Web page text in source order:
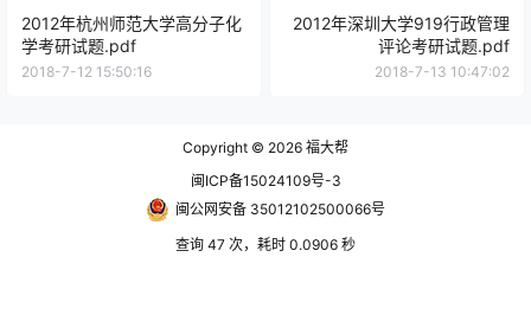
2012年杭州师范大学高分子化
学考研试题.pdf
2018-7-12 15:50:16
2012年深圳大学919行政管理
评论考研试题.pdf
2018-7-13 10:47:02
Copyright © 2026 福大帮
闽ICP备15024109号-3
闽公网安备 35012102500066号
查询 47 次，耗时 0.0906 秒